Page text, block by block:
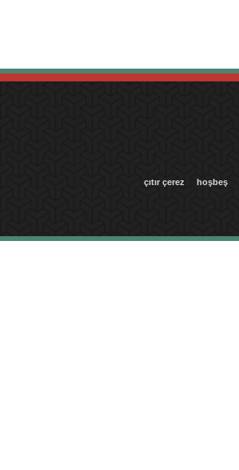
çıtır çerez hoşbeş